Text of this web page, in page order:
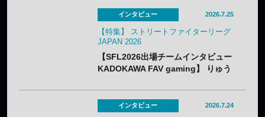
インタビュー 2026.7.25
【特集】 ストリートファイターリーグ
JAPAN 2026
【SFL2026出場チームインタビュー
KADOKAWA FAV gaming】 りゅう
新リーダー&監督で挑む“一致団結”の
シーズンインタビュー 2026.7.24